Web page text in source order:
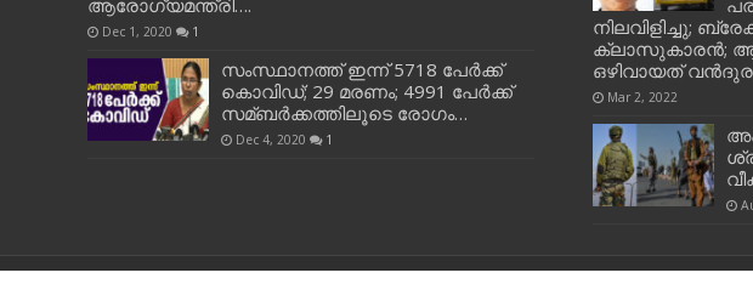
Dec 1, 2020 1
സംസ്ഥാനത്ത് ഇന്ന് 5718 പേര്‍ക്ക്
കൊവിഡ്; 29 മരണം; 4991 പേര്‍ക്ക്
സമ്ബര്‍ക്കത്തിലൂടെ രോഗം…
Dec 4, 2020 1
നിലവിളിച്ചു;
ക്ലാസുകാരന്‍;
ഒഴിവായത്
Mar 2, 2022